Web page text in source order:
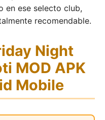
en ese selecto club,
recomendable.
Night
MOD APK
Mobile